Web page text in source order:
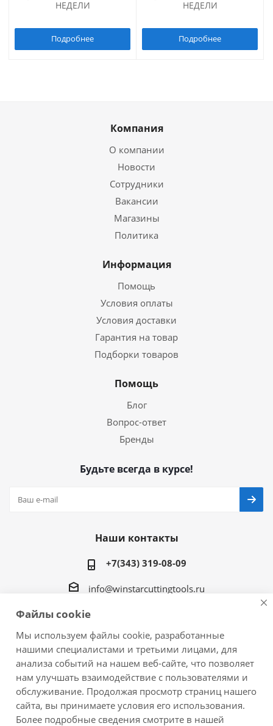
НЕДЕЛИ
Подробнее
НЕДЕЛИ
Подробнее
Компания
О компании
Новости
Сотрудники
Вакансии
Магазины
Политика
Информация
Помощь
Условия оплаты
Условия доставки
Гарантия на товар
Подборки товаров
Помощь
Блог
Вопрос-ответ
Бренды
Будьте всегда в курсе!
Наши контакты
+7(343) 319-08-09
info@winstarcuttingtools.ru
г.Екатеринбург ул. Фурманова 109, офис 604
2026 © Winstar Cutting Technologies Corp. - интернет-
магазин металлорежущего инструмента
Файлы cookie
Мы используем файлы cookie, разработанные
нашими специалистами и третьими лицами, для
анализа событий на нашем веб-сайте, что позволяет
нам улучшать взаимодействие с пользователями и
обслуживание. Продолжая просмотр страниц нашего
сайта, вы принимаете условия его использования.
Более подробные сведения смотрите в нашей